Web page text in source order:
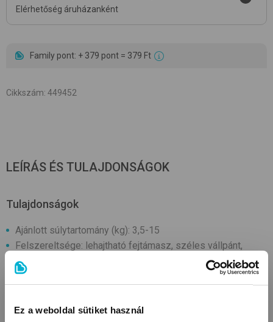
Ez a weboldal sütiket használ
Elérhetőség áruházanként
Family pont: + 379 pont = 379 Ft
Cikkszám: 449452
LEÍRÁS ÉS TULAJDONSÁGOK
Tulajdonságok
Ajánlott súlytartomány (kg): 3,5-15
Felszereltsége: lehajtható fejtámasz, széles vállpánt,
Pozíciók: szülő felé néző pozíció, előre néző pozíció, háti
hordozó pozíció, csípőn hordozó pozíció
Ajánlott kor (hó): 0-36